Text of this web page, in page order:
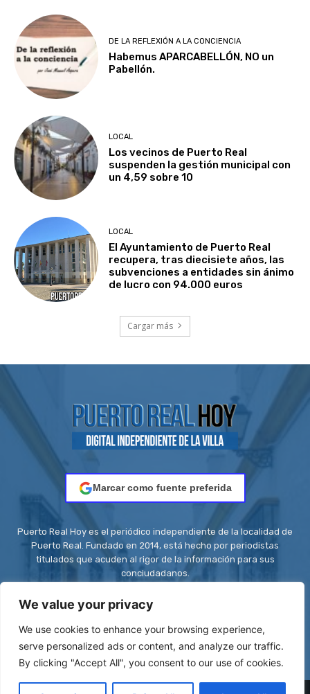
We value your privacy
We use cookies to enhance your browsing experience,
serve personalized ads or content, and analyze our traffic.
By clicking "Accept All", you consent to our use of cookies.
DE LA REFLEXIÓN A LA CONCIENCIA
Habemus APARCABELLÓN, NO un
Pabellón.
LOCAL
Los vecinos de Puerto Real
suspenden la gestión municipal con
un 4,59 sobre 10
LOCAL
El Ayuntamiento de Puerto Real
recupera, tras diecisiete años, las
subvenciones a entidades sin ánimo
de lucro con 94.000 euros
Cargar más
Marcar como fuente preferida
Puerto Real Hoy es el periódico independiente de la localidad de
Puerto Real. Fundado en 2014, está hecho por periodistas
titulados que acuden al rigor de la información para sus
conciudadanos.
Contacto: redaccion@puertorealhoy.es